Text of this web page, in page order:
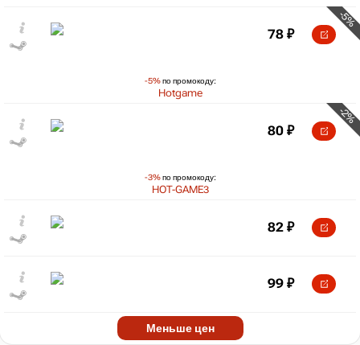
-5%по промокоду:
Hotgame
-5%
78 ₽
-3%по промокоду:
HOT-GAME3
-2%
80 ₽
82 ₽
99 ₽
Меньше цен